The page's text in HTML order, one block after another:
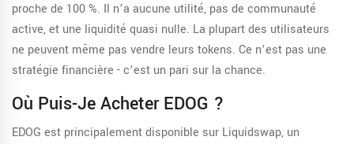
proche de 100 %. Il n’a aucune utilité, pas de communauté
active, et une liquidité quasi nulle. La plupart des utilisateurs
ne peuvent même pas vendre leurs tokens. Ce n’est pas une
stratégie financière - c’est un pari sur la chance.
Où Puis-Je Acheter EDOG ?
EDOG est principalement disponible sur Liquidswap, un